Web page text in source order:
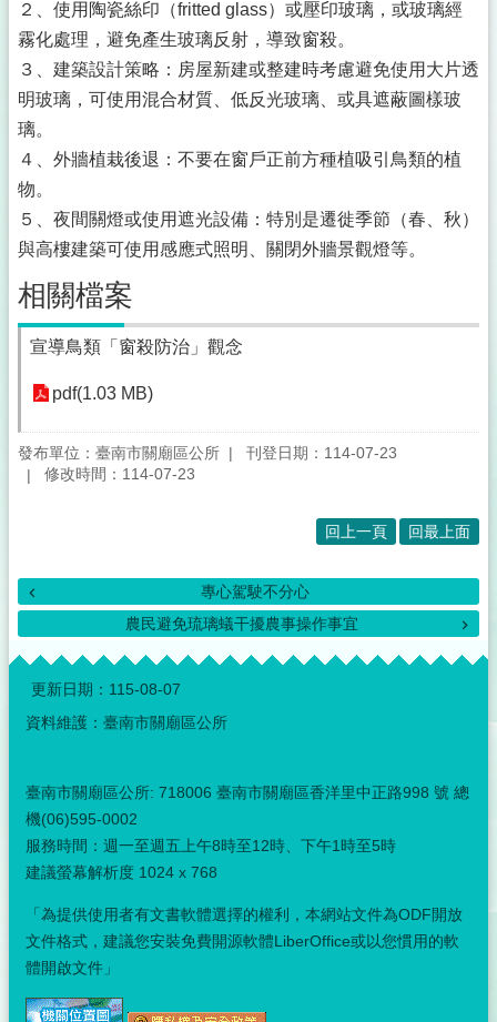
２、使用陶瓷絲印（fritted glass）或壓印玻璃，或玻璃經
霧化處理，避免產生玻璃反射，導致窗殺。
３、建築設計策略：房屋新建或整建時考慮避免使用大片透
明玻璃，可使用混合材質、低反光玻璃、或具遮蔽圖樣玻
璃。
４、外牆植栽後退：不要在窗戶正前方種植吸引鳥類的植
物。
５、夜間關燈或使用遮光設備：特別是遷徙季節（春、秋）
與高樓建築可使用感應式照明、關閉外牆景觀燈等。
相關檔案
宣導鳥類「窗殺防治」觀念
pdf(1.03 MB)
發布單位：臺南市關廟區公所
刊登日期：114-07-23
修改時間：114-07-23
回上一頁 回最上面
專心駕駛不分心
農民避免琉璃蟻干擾農事操作事宜
:::
更新日期： 115-08-07
資料維護：臺南市關廟區公所
臺南市關廟區公所: 718006 臺南市關廟區香洋里中正路998 號 總
機(06)595-0002
服務時間：週一至週五上午8時至12時、下午1時至5時
建議螢幕解析度 1024 x 768
「為提供使用者有文書軟體選擇的權利，本網站文件為ODF開放
文件格式，建議您安裝免費開源軟體LiberOffice或以您慣用的軟
體開啟文件」